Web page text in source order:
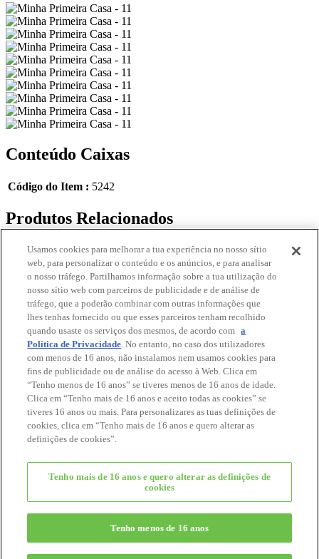
Conteúdo Caixas
Código do Item : 5242
Produtos Relacionados
Casa na Árvore
Casa Três Histórias
New
A Minha Primeira Casa
Casa de Madeira
Casa da Cidade com Luzes
New
Casa com Luzes
Catálogo
Topo da Página
Home
Catálogo
Para os pais
Contato
Política de privacidade
Usamos cookies para melhorar a tua experiência no nosso sítio
web, para personalizar o conteúdo e os anúncios, e para analisar
o nosso tráfego. Partilhamos informação sobre a tua utilização do
nosso sítio web com parceiros de publicidade e de análise de
tráfego, que a poderão combinar com outras informações que
lhes tenhas fornecido ou que esses parceiros tenham recolhido
quando usaste os serviços dos mesmos, de acordo com a
Política de Privacidade. No entanto, no caso dos utilizadores
com menos de 16 anos, não instalamos nem usamos cookies para
fins de publicidade ou de análise do acesso à Web. Clica em
“Tenho menos de 16 anos” se tiveres menos de 16 anos de idade.
Clica em “Tenho mais de 16 anos e aceito todas as cookies” se
tiveres 16 anos ou mais. Para personalizares as tuas definições de
cookies, clica em “Tenho mais de 16 anos e quero alterar as
definições de cookies”.
Tenho mais de 16 anos e quero alterar as definições de
cookies
Tenho menos de 16 anos